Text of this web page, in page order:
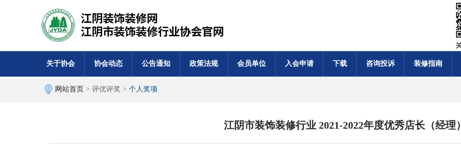
关于协会 协会动态 公告通知 政策法规 会员单位 入会申请 下载 咨询投诉 装修指南
网站首页 > 评优评奖 > 个人奖项
江阴市装饰装修行业 2021-2022年度优秀店长（经理）